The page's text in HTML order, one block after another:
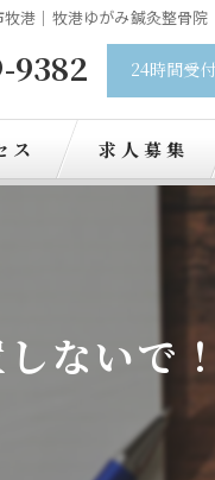
牧港｜牧港ゆがみ鍼灸整骨院
9382 24時間受
ス 求人募集
ないで！